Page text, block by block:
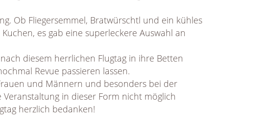
Ob Fliegersemmel, Bratwürschtl und ein kühles
es gab eine superleckere Auswahl an
diesem herrlichen Flugtag in ihre Betten
Revue passieren lassen.
und Männern und besonders bei der
Veranstaltung in dieser Form nicht möglich
herzlich bedanken!